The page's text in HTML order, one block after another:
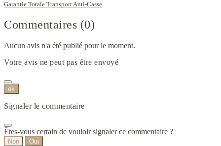
Garantie Totale Transport Anti-Casse
Commentaires (0)
Aucun avis n'a été publié pour le moment.
Votre avis ne peut pas être envoyé
ok
Signaler le commentaire
Êtes-vous certain de vouloir signaler ce commentaire ?
Non Oui